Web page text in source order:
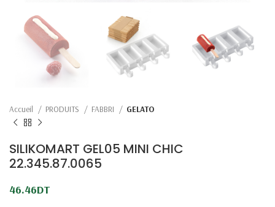
Accueil PRODUITS FABBRI GELATO
SILIKOMART GEL05 MINI CHIC
22.345.87.0065
46.46DT